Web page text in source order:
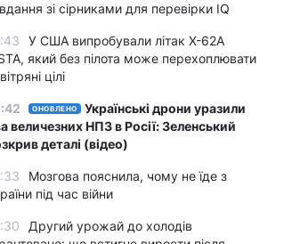
зі сірниками для перевірки IQ
У США випробували літак X-62A
який без пілота може перехоплювати
цілі
ОНОВЛЕНО
Українські дрони уразили
величезних НПЗ в Росії: Зеленський
деталі (відео)
Мозгова пояснила, чому не їде з
під час війни
Другий урожай до холодів